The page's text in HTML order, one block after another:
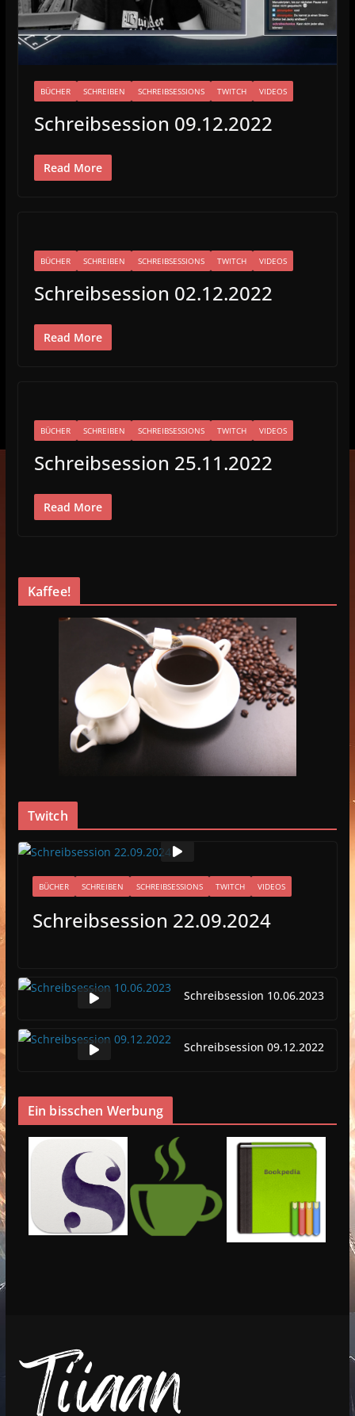
BÜCHER SCHREIBEN SCHREIBSESSIONS TWITCH VIDEOS
Schreibsession 09.12.2022
Read More
BÜCHER SCHREIBEN SCHREIBSESSIONS TWITCH VIDEOS
Schreibsession 02.12.2022
Read More
BÜCHER SCHREIBEN SCHREIBSESSIONS TWITCH VIDEOS
Schreibsession 25.11.2022
Read More
Kaffee!
Twitch
BÜCHER SCHREIBEN SCHREIBSESSIONS TWITCH VIDEOS
Schreibsession 22.09.2024
Schreibsession 10.06.2023
Schreibsession 09.12.2022
Ein bisschen Werbung